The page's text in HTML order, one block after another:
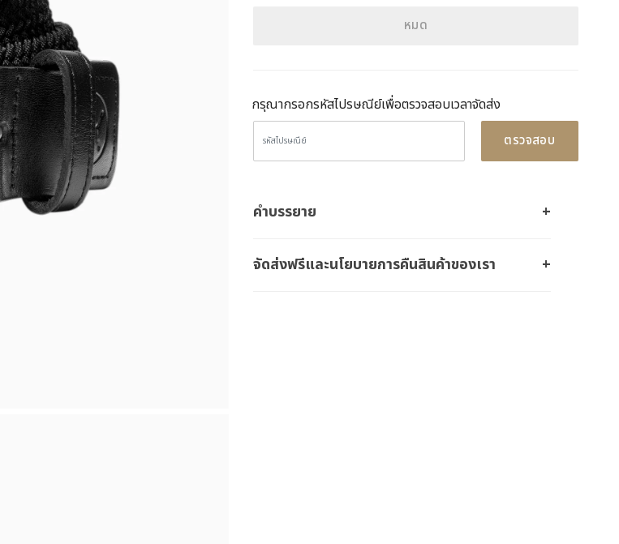
หมด
กรุณากรอกรหัสไปรษณีย์เพื่อตรวจสอบเวลาจัดส่ง
ตรวจสอบ
คำบรรยาย
จัดส่งฟรีและนโยบายการคืนสินค้าของเรา